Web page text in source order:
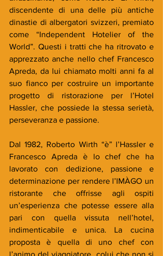
discendente di una delle più antiche
dinastie di albergatori svizzeri, premiato
come “Independent Hotelier of the
World”. Questi i tratti che ha ritrovato e
apprezzato anche nello chef Francesco
Apreda, da lui chiamato molti anni fa al
suo fianco per costruire un importante
progetto di ristorazione per l’Hotel
Hassler, che possiede la stessa serietà,
perseveranza e passione.
Dal 1982, Roberto Wirth “è” l’Hassler e
Francesco Apreda è lo chef che ha
lavorato con dedizione, passione e
determinazione per rendere l’IMÀGO un
ristorante che offrisse agli ospiti
un’esperienza che potesse essere alla
pari con quella vissuta nell’hotel,
indimenticabile e unica. La cucina
proposta è quella di uno chef con